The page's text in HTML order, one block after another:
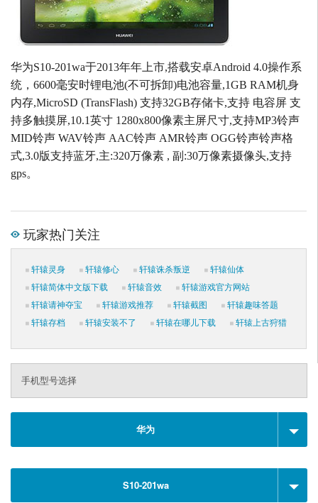
华为S10-201wa于2013年年上市,搭载安卓Android 4.0操作系
统，6600毫安时锂电池(不可拆卸)电池容量,1GB RAM机身
内存,MicroSD (TransFlash) 支持32GB存储卡,支持 电容屏 支
持多触摸屏,10.1英寸 1280x800像素主屏尺寸,支持MP3铃声
MID铃声 WAV铃声 AAC铃声 AMR铃声 OGG铃声铃声格
式,3.0版支持蓝牙,主:320万像素 , 副:30万像素摄像头,支持
gps。
玩家热门关注
轩辕灵身 轩辕修心 轩辕诛杀叛逆
轩辕仙体
轩辕简体中文版下载
轩辕音效
轩辕游戏官方网站
轩辕请神夺宝
轩辕游戏推荐 轩辕截图
轩辕趣味答题
轩辕存档
轩辕安装不了 轩辕在哪儿下载 轩辕上古狩猎
手机型号选择
华为
S10-201wa